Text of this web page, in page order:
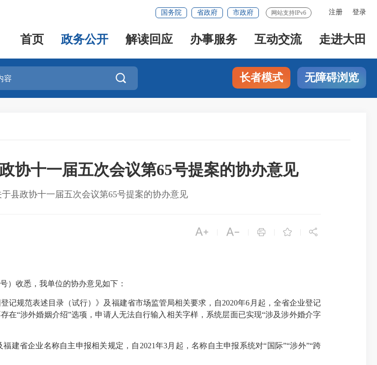
注册 登录
国务院 省政府 市政府 网站支持IPv6
首页 政务公开 解读回应 办事服务 互动交流 走进大田
 长者模式 无障碍浏览
协十一届五次会议第65号提案的协办意见
县政协十一届五次会议第65号提案的协办意见
    
收悉，我单位的协办意见如下：
记规范表述目录（试行）》及福建省市场监管局相关要求，自2020年6月起，全省企业登记
在“涉外婚姻介绍”选项，申请人无法自行输入相关字样，系统层面已实现“涉及涉外婚介字
省企业名称自主申报相关规定，自2021年3月起，名称自主申报系统对“国际”“涉外”“跨